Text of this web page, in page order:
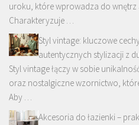
uroku, które wprowadza do wnętrz
Charakteryzuje …
Styl vintage: kluczowe
autentycznych stylizacji z
Styl vintage łączy w sobie
oraz nostalgiczne wzornictwo,
Aby …
Akcesoria do łazienki –